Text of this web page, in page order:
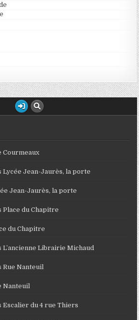
Courmeaux
Lycée Jean-Jaurès, la porte
Jean-Jaurès, la porte
Place du Chapitre
du Chapitre
L’ancienne Librairie Michaud
Rue Nanteuil
Nanteuil
Escalier du 4 rue Thiers